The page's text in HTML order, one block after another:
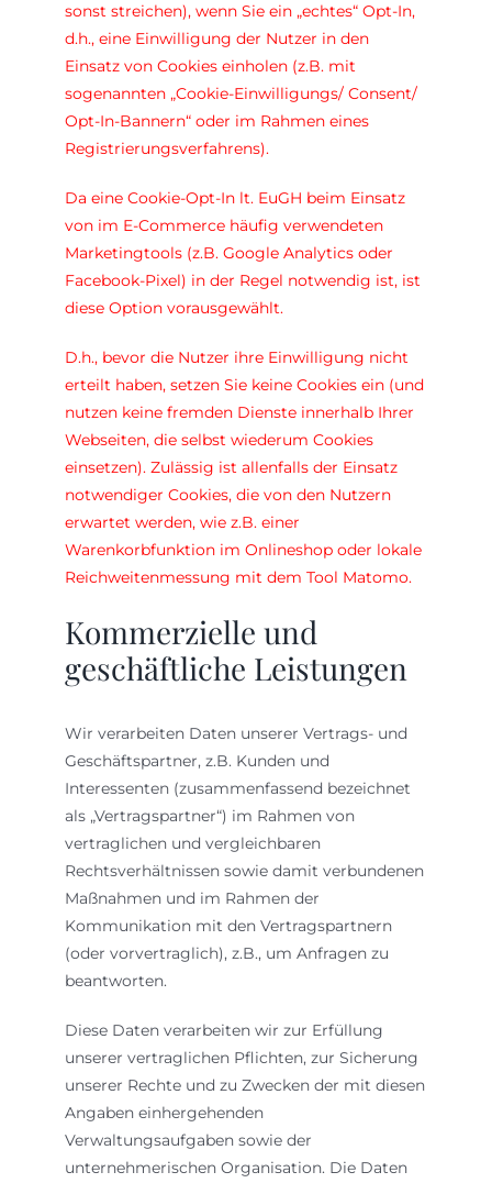
sonst streichen), wenn Sie ein „echtes“ Opt-In,
d.h., eine Einwilligung der Nutzer in den
Einsatz von Cookies einholen (z.B. mit
sogenannten „Cookie-Einwilligungs/ Consent/
Opt-In-Bannern“ oder im Rahmen eines
Registrierungsverfahrens).
Da eine Cookie-Opt-In lt. EuGH beim Einsatz
von im E-Commerce häufig verwendeten
Marketingtools (z.B. Google Analytics oder
Facebook-Pixel) in der Regel notwendig ist, ist
diese Option vorausgewählt.
D.h., bevor die Nutzer ihre Einwilligung nicht
erteilt haben, setzen Sie keine Cookies ein (und
nutzen keine fremden Dienste innerhalb Ihrer
Webseiten, die selbst wiederum Cookies
einsetzen). Zulässig ist allenfalls der Einsatz
notwendiger Cookies, die von den Nutzern
erwartet werden, wie z.B. einer
Warenkorbfunktion im Onlineshop oder lokale
Reichweitenmessung mit dem Tool Matomo.
Kommerzielle und
geschäftliche Leistungen
Wir verarbeiten Daten unserer Vertrags- und
Geschäftspartner, z.B. Kunden und
Interessenten (zusammenfassend bezeichnet
als „Vertragspartner“) im Rahmen von
vertraglichen und vergleichbaren
Rechtsverhältnissen sowie damit verbundenen
Maßnahmen und im Rahmen der
Kommunikation mit den Vertragspartnern
(oder vorvertraglich), z.B., um Anfragen zu
beantworten.
Diese Daten verarbeiten wir zur Erfüllung
unserer vertraglichen Pflichten, zur Sicherung
unserer Rechte und zu Zwecken der mit diesen
Angaben einhergehenden
Verwaltungsaufgaben sowie der
unternehmerischen Organisation. Die Daten